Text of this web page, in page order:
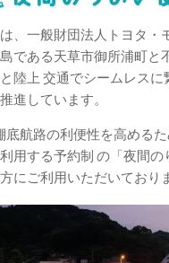
、一般財団法人トヨタ・
である天草市御所浦町と
陸上 交通でシームレス
進しています。
底航路の利便性を高める
用する予約制 の「夜間の
にご利用いただいており